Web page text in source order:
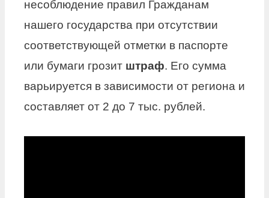
несоблюдение правил Гражданам
нашего государства при отсутствии
соответствующей отметки в паспорте
или бумаги грозит штраф. Его сумма
варьируется в зависимости от региона и
составляет от 2 до 7 тыс. рублей.